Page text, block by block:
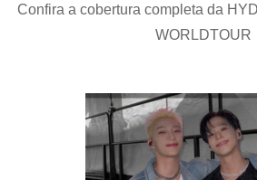
luzes
e
LIVE
2025
Confira a cobertura completa da
WORLDTOUR